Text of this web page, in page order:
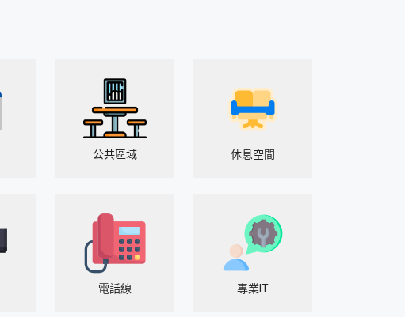
公共區域 休息空間
電話線 專業IT